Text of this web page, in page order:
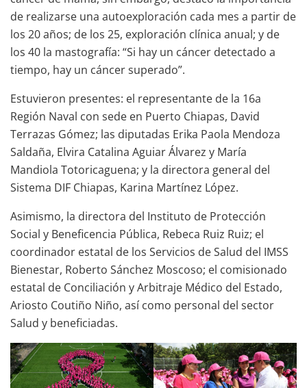
de realizarse una autoexploración cada mes a partir de
los 20 años; de los 25, exploración clínica anual; y de
los 40 la mastografía: “Si hay un cáncer detectado a
tiempo, hay un cáncer superado”.
Estuvieron presentes: el representante de la 16a
Región Naval con sede en Puerto Chiapas, David
Terrazas Gómez; las diputadas Erika Paola Mendoza
Saldaña, Elvira Catalina Aguiar Álvarez y María
Mandiola Totoricaguena; y la directora general del
Sistema DIF Chiapas, Karina Martínez López.
Asimismo, la directora del Instituto de Protección
Social y Beneficencia Pública, Rebeca Ruiz Ruiz; el
coordinador estatal de los Servicios de Salud del IMSS
Bienestar, Roberto Sánchez Moscoso; el comisionado
estatal de Conciliación y Arbitraje Médico del Estado,
Ariosto Coutiño Niño, así como personal del sector
Salud y beneficiadas.